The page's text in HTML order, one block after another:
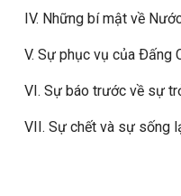
IV. Những bí mật về
V. Sự phục vụ của Ðấng
VI. Sự báo trước về sự
VII. Sự chết và sự sống